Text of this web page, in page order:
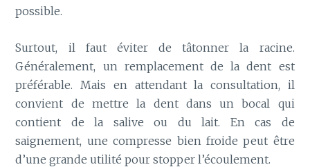
possible.
Surtout, il faut éviter de tâtonner la racine.
Généralement, un remplacement de la dent est
préférable. Mais en attendant la consultation, il
convient de mettre la dent dans un bocal qui
contient de la salive ou du lait. En cas de
saignement, une compresse bien froide peut être
d’une grande utilité pour stopper l’écoulement.